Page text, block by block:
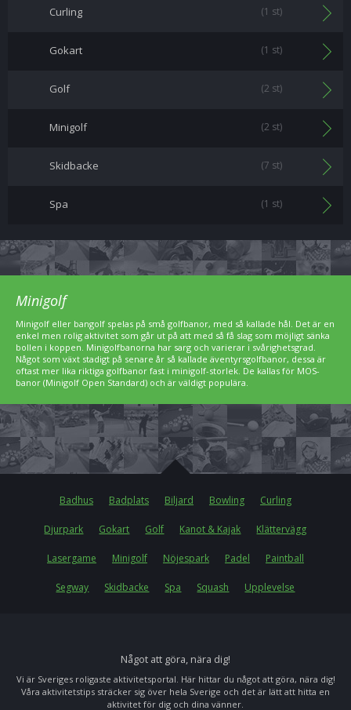
Curling (1 st)
Gokart (1 st)
Golf (2 st)
Minigolf (2 st)
Skidbacke (7 st)
Spa (1 st)
Minigolf
Minigolf eller bangolf spelas på små golfbanor, med så kallade hål. Det är en
enkel men rolig aktivitet som går ut på att med så få slag som möjligt sänka
bollen i koppen. Minigolfbanorna har sarg och varierar i svårighetsgrad.
Något som växt stadigt på senare år så kallade äventyrsgolfbanor, dessa är
oftast mer lika riktiga golfbanor fast i minigolf-storlek. De kallas för MOS-
banor (Minigolf Open Standard) och är väldigt populära.
Badhus Badplats Biljard Bowling Curling
Djurpark Gokart Golf Kanot & Kajak Klättervägg
Lasergame Minigolf Nöjespark Padel Paintball
Segway Skidbacke Spa Squash Upplevelse
Något att göra, nära dig!
Vi är Sveriges roligaste aktivitetsportal. Här hittar du något att göra, nära dig!
Våra aktivitetstips sträcker sig över hela Sverige och det är lätt att hitta en
aktivitet för dig och dina vänner.